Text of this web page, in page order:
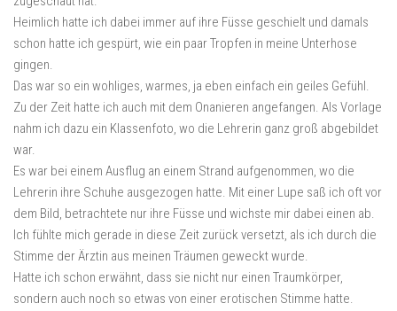
Heimlich hatte ich dabei immer auf ihre Füsse geschielt und damals
schon hatte ich gespürt, wie ein paar Tropfen in meine Unterhose
gingen.
Das war so ein wohliges, warmes, ja eben einfach ein geiles Gefühl.
Zu der Zeit hatte ich auch mit dem Onanieren angefangen. Als Vorlage
nahm ich dazu ein Klassenfoto, wo die Lehrerin ganz groß abgebildet
war.
Es war bei einem Ausflug an einem Strand aufgenommen, wo die
Lehrerin ihre Schuhe ausgezogen hatte. Mit einer Lupe saß ich oft vor
dem Bild, betrachtete nur ihre Füsse und wichste mir dabei einen ab.
Ich fühlte mich gerade in diese Zeit zurück versetzt, als ich durch die
Stimme der Ärztin aus meinen Träumen geweckt wurde.
Hatte ich schon erwähnt, dass sie nicht nur einen Traumkörper,
sondern auch noch so etwas von einer erotischen Stimme hatte.